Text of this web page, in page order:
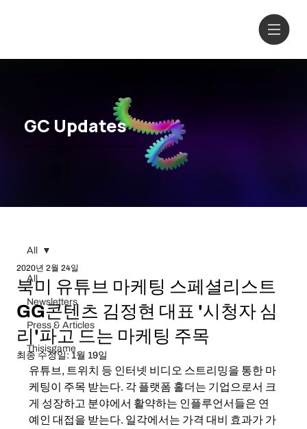
GC Updates
All
Newsletters
Press & Articles
Thisisgame
All
북미 유튜브 마케팅 스페셜리스트
GG콘텐츠 김정현 대표 '시청자 심
리'파고 드는 마케팅 주목
2020년 2월 24일
최종 수정일: 1월 19일
유튜브, 트위치 등 인터넷 비디오 스트리밍을 통한 마
케팅이 주목 받는다. 각 플랫폼 홀더는 기업으로서 크
게 성장하고 분야에서 활약하는 인플루언서들은 연
예인 대접을 받는다. 일각에서는 가격 대비 효과가 가